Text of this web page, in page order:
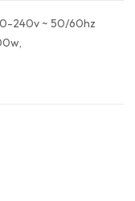
240v ~ 50/60hz